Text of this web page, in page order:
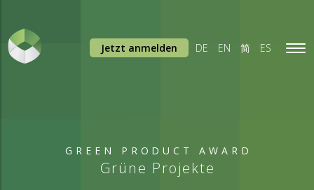
GREEN PRODUCT AWARD
Grüne Projekte
Jetzt anmelden DE EN 简 ES